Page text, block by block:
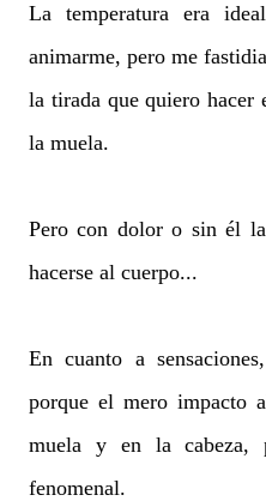
La temperatura era
animarme, pero me
la tirada que quiero hacer
la muela.
Pero con dolor o sin él
hacerse al cuerpo...
En cuanto a
porque el mero impacto
muela y en la cabeza,
fenomenal.